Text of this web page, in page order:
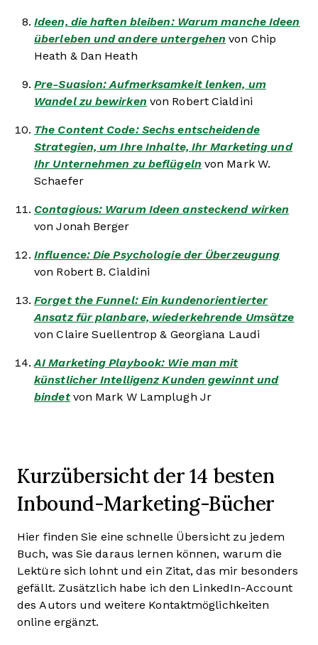
Ideen, die haften bleiben: Warum manche Ideen
überleben und andere untergehen von Chip
Heath & Dan Heath
Pre-Suasion: Aufmerksamkeit lenken, um
Wandel zu bewirken von Robert Cialdini
The Content Code: Sechs entscheidende
Strategien, um Ihre Inhalte, Ihr Marketing und
Ihr Unternehmen zu beflügeln von Mark W.
Schaefer
Contagious: Warum Ideen ansteckend wirken
von Jonah Berger
Influence: Die Psychologie der Überzeugung
von Robert B. Cialdini
Forget the Funnel: Ein kundenorientierter
Ansatz für planbare, wiederkehrende Umsätze
von Claire Suellentrop & Georgiana Laudi
AI Marketing Playbook: Wie man mit
künstlicher Intelligenz Kunden gewinnt und
bindetvon Mark W Lamplugh Jr
Kurzübersicht der 14 besten
Inbound-Marketing-Bücher
Hier finden Sie eine schnelle Übersicht zu jedem
Buch, was Sie daraus lernen können, warum die
Lektüre sich lohnt und ein Zitat, das mir besonders
gefällt. Zusätzlich habe ich den LinkedIn-Account
des Autors und weitere Kontaktmöglichkeiten
online ergänzt.